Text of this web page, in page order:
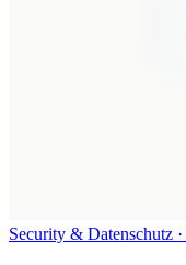
Security & Datenschutz ·